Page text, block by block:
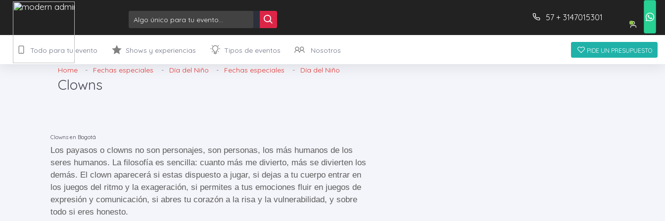
57 + 3147015301
Todo para tu evento Shows y experiencias Tipos de eventos Nosotros PIDE UN PRESUPUESTO
Home Fechas especiales Día del Niño Fechas especiales Día del Niño
Clowns
Clowns en Bogotá
Los payasos o clowns no son personajes, son personas, los más humanos de los
seres humanos. La filosofía es sencilla: cuanto más me divierto, más se divierten los
demás. El clown aparecerá si estas dispuesto a jugar, si dejas a tu cuerpo entrar en
los juegos del ritmo y la exageración, si permites a tus emociones fluir en juegos de
expresión y comunicación, si abres tu corazón a la risa y la vulnerabilidad, y sobre
todo si eres honesto.